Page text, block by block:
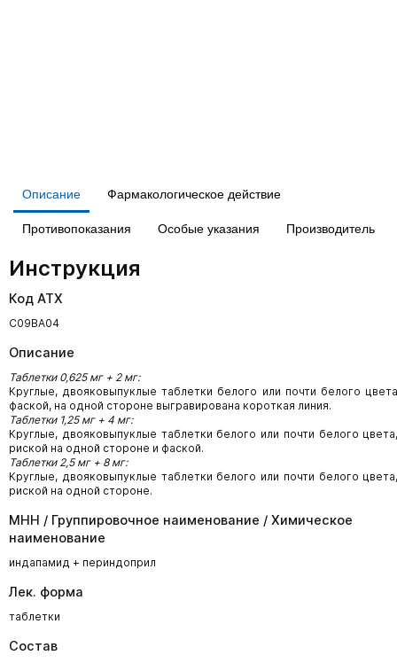
Описание Фармакологическое действие
Противопоказания Особые указания Производитель
Инструкция
Код АТХ
C09BA04
Описание
Таблетки 0,625 мг + 2 мг:
Круглые, двояковыпуклые таблетки белого или почти белого
фаской, на одной стороне выгравирована короткая линия.
Таблетки 1,25 мг + 4 мг:
Круглые, двояковыпуклые таблетки белого или почти белого
риской на одной стороне и фаской.
Таблетки 2,5 мг + 8 мг:
Круглые, двояковыпуклые таблетки белого или почти белого
риской на одной стороне.
МНН / Группировочное наименование / Химическое
наименование
индапамид + периндоприл
Лек. форма
таблетки
Состав